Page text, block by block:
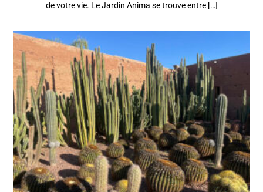
de votre vie. Le Jardin Anima se trouve entre […]